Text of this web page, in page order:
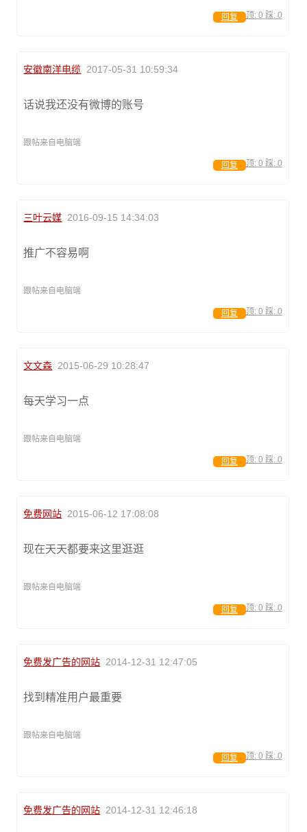
顶: 0 踩: 0
回复
安徽南洋电缆 2017-05-31 10:59:34
话说我还没有微博的账号
跟帖来自电脑端
顶: 0 踩: 0
回复
三叶云媒 2016-09-15 14:34:03
推广不容易啊
跟帖来自电脑端
顶: 0 踩: 0
回复
文文森 2015-06-29 10:28:47
每天学习一点
跟帖来自电脑端
顶: 0 踩: 0
回复
免费网站 2015-06-12 17:08:08
现在天天都要来这里逛逛
跟帖来自电脑端
顶: 0 踩: 0
回复
免费发广告的网站 2014-12-31 12:47:05
找到精准用户最重要
跟帖来自电脑端
顶: 0 踩: 0
回复
免费发广告的网站 2014-12-31 12:46:18